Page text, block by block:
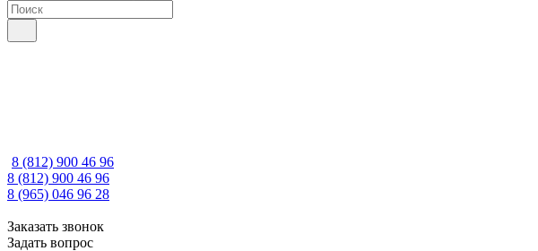
8 (812) 900 46 96
8 (812) 900 46 96
8 (965) 046 96 28
Заказать звонок
Задать вопрос